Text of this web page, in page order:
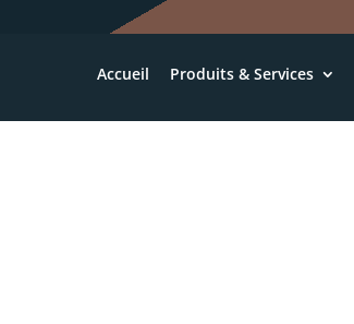
Accueil Produits & Services